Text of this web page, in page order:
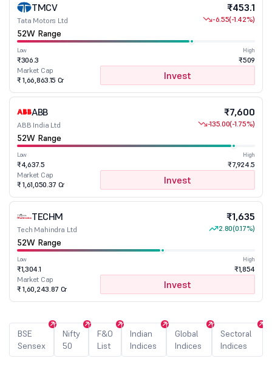
TMCV
Tata Motors Ltd
₹453.1
-6.55(-1.42%)
52W Range
Low
₹306.3
High
₹509
Market Cap
₹ 1,66,863.15 Cr
Invest
ABB
ABB India Ltd
₹7,600
-135.00(-1.75%)
52W Range
Low
₹4,637.5
High
₹7,924.5
Market Cap
₹ 1,61,050.37 Cr
Invest
TECHM
Tech Mahindra Ltd
₹1,635
2.80(0.17%)
52W Range
Low
₹1,304.1
High
₹1,854
Market Cap
₹ 1,60,243.87 Cr
Invest
BSE
Sensex
Nifty
50
F&O
List
Indian
Indices
Global
Indices
Sectoral
Indices